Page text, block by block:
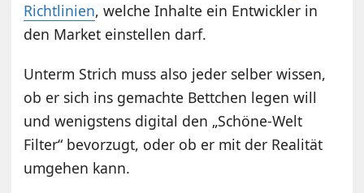
Richtlinien, welche Inhalte ein Entwickler in
den Market einstellen darf.
Unterm Strich muss also jeder selber wissen,
ob er sich ins gemachte Bettchen legen will
und wenigstens digital den „Schöne-Welt
Filter“ bevorzugt, oder ob er mit der Realität
umgehen kann.